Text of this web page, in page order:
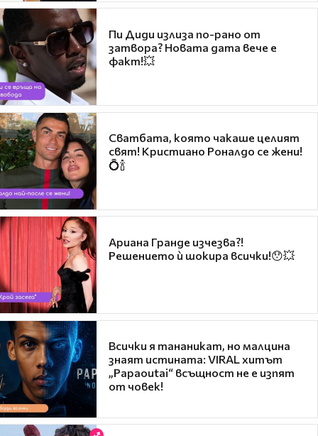
Пи Диди излиза по-рано от
затвора? Новата дата вече е
факт!💥
Сватбата, която чакаше целият
свят! Кристиано Роналдо се жени!
💍🍾
Ариана Гранде изчезва?!
Решението ѝ шокира всички!😯💥
Всички я тананикат, но малцина
знаят истината: VIRAL хитът
„Papaoutai“ всъщност не е изпят
от човек!